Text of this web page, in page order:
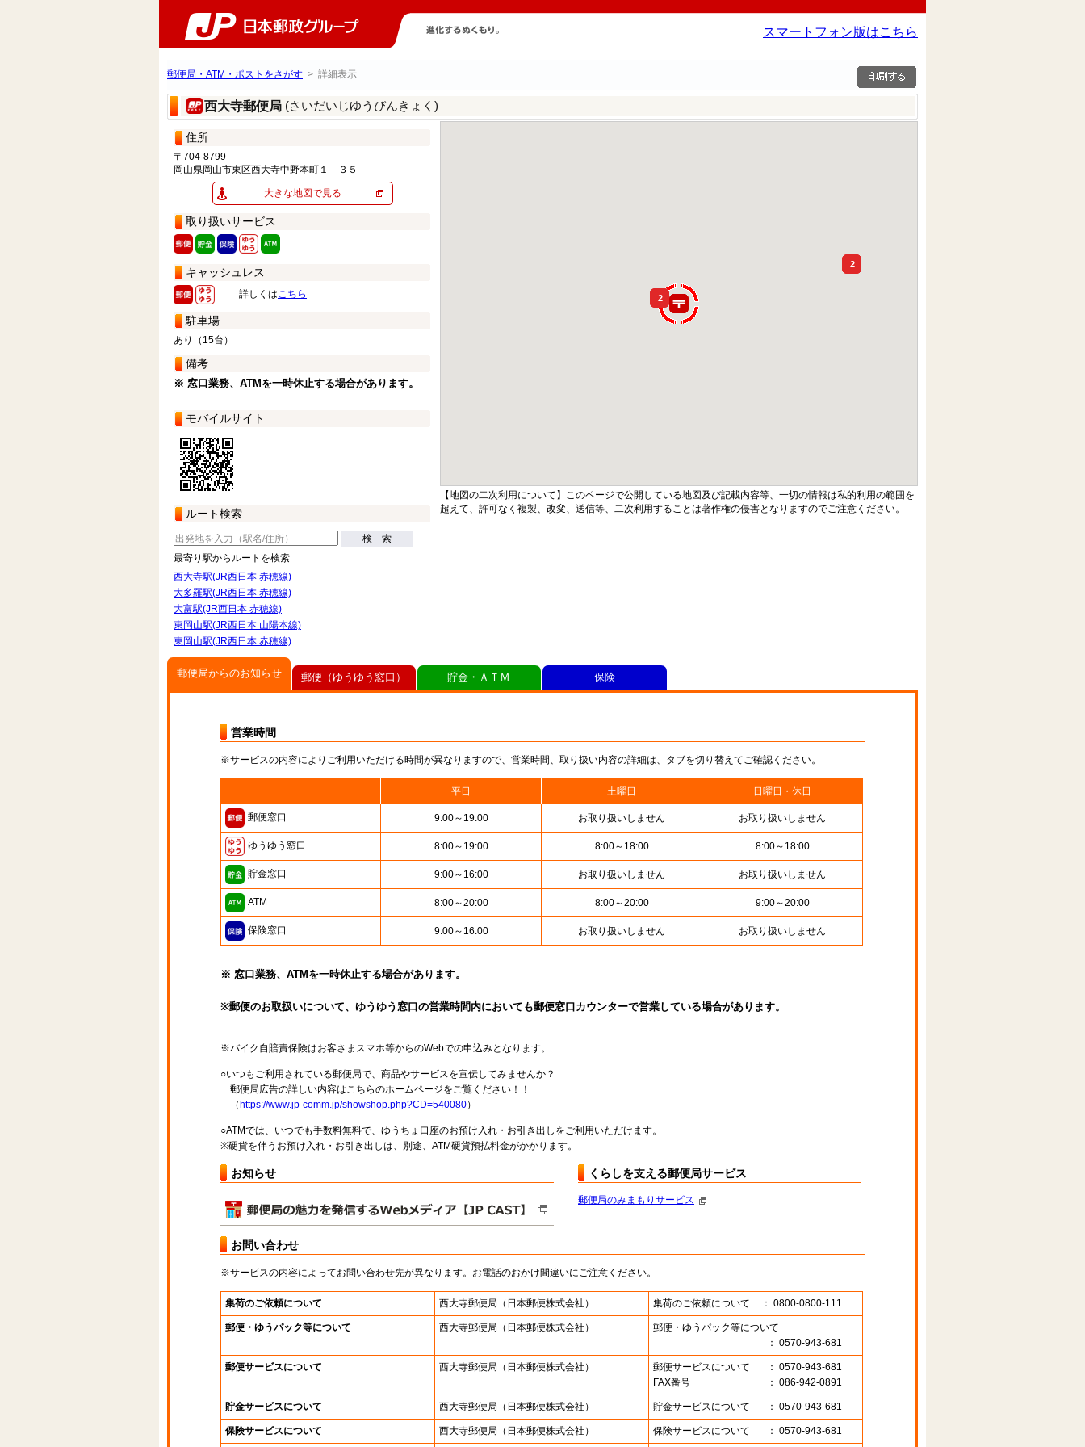
スマートフォン版はこちら
郵便局・ATM・ポストをさがす > 詳細表示
西大寺郵便局 (さいだいじゆうびんきょく)
住所
〒704-8799
岡山県岡山市東区西大寺中野本町１－３５
大きな地図で見る
取り扱いサービス
キャッシュレス
詳しくはこちら
駐車場
あり（15台）
備考
※ 窓口業務、ATMを一時休止する場合があります。
モバイルサイト
ルート検索
検 索
最寄り駅からルートを検索
西大寺駅(JR西日本 赤穂線)
大多羅駅(JR西日本 赤穂線)
大富駅(JR西日本 赤穂線)
東岡山駅(JR西日本 山陽本線)
東岡山駅(JR西日本 赤穂線)
2
2
【地図の二次利用について】このページで公開している地図及び記載内容等、一切の情報は私的利用の範囲を
超えて、許可なく複製、改変、送信等、二次利用することは著作権の侵害となりますのでご注意ください。
郵便局からのお知らせ
営業時間
※サービスの内容によりご利用いただける時間が異なりますので、営業時間、取り扱い内容の詳細は、タブを切り替えてご確認ください。
平日 土曜日 日曜日・休日
郵便窓口 9:00～19:00 お取り扱いしません お取り扱いしません
ゆうゆう窓口 8:00～19:00 8:00～18:00 8:00～18:00
貯金窓口 9:00～16:00 お取り扱いしません お取り扱いしません
ATM 8:00～20:00 8:00～20:00 9:00～20:00
保険窓口 9:00～16:00 お取り扱いしません お取り扱いしません
※ 窓口業務、ATMを一時休止する場合があります。
※郵便のお取扱いについて、ゆうゆう窓口の営業時間内においても郵便窓口カウンターで営業している場合があります。
※バイク自賠責保険はお客さまスマホ等からのWebでの申込みとなります。
○いつもご利用されている郵便局で、商品やサービスを宣伝してみませんか？
郵便局広告の詳しい内容はこちらのホームページをご覧ください！！
（ https://www.jp-comm.jp/showshop.php?CD=540080）
○ATMでは、いつでも手数料無料で、ゆうちょ口座のお預け入れ・お引き出しをご利用いただけます。
※硬貨を伴うお預け入れ・お引き出しは、別途、ATM硬貨預払料金がかかります。
お知らせ くらしを支える郵便局サービス
郵便局のみまもりサービス
お問い合わせ
※サービスの内容によってお問い合わせ先が異なります。お電話のおかけ間違いにご注意ください。
集荷のご依頼について 西大寺郵便局 （日本郵便株式会社） 集荷のご依頼について ： 0800-0800-111
郵便・ゆうパック等について 西大寺郵便局 （日本郵便株式会社）
郵便・ゆうパック等について
： 0570-943-681
郵便サービスについて 西大寺郵便局 （日本郵便株式会社） 郵便サービスについて
： 0570-943-681
FAX番号
： 086-942-0891
貯金サービスについて 西大寺郵便局 （日本郵便株式会社） 貯金サービスについて ： 0570-943-681
保険サービスについて 西大寺郵便局 （日本郵便株式会社） 保険サービスについて ： 0570-943-681
郵便（ゆうゆう窓口） 貯金・ＡＴＭ 保険